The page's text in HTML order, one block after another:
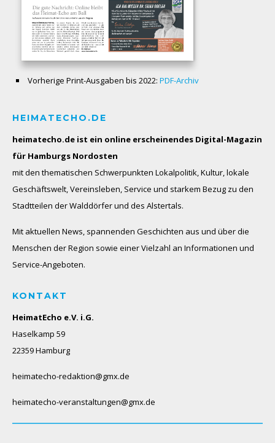
Vorherige Print-Ausgaben bis 2022: PDF-Archiv
HEIMATECHO.DE
heimatecho.de ist ein online erscheinendes Digital-Magazin
für Hamburgs Nordosten
mit den thematischen Schwerpunkten Lokalpolitik, Kultur, lokale
Geschäftswelt, Vereinsleben, Service und starkem Bezug zu den
Stadtteilen der Walddörfer und des Alstertals.
Mit aktuellen News, spannenden Geschichten aus und über die
Menschen der Region sowie einer Vielzahl an Informationen und
Service-Angeboten.
KONTAKT
HeimatEcho e.V. i.G.
Haselkamp 59
22359 Hamburg
heimatecho-redaktion@gmx.de
heimatecho-veranstaltungen@gmx.de